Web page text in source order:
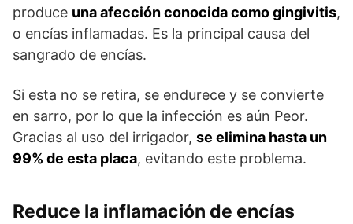
produce una afección conocida como gingivitis,
o encías inflamadas. Es la principal causa del
sangrado de encías.
Si esta no se retira, se endurece y se convierte
en sarro, por lo que la infección es aún Peor.
Gracias al uso del irrigador, se elimina hasta un
99% de esta placa, evitando este problema.
Reduce la inflamación de encías